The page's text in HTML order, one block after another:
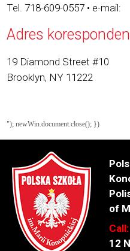
Tel. 718-609-0557 • e-mail:
Adres
19 Diamond Street #10
Brooklyn, NY 11222
"); newWin.document.close(); })
of
12